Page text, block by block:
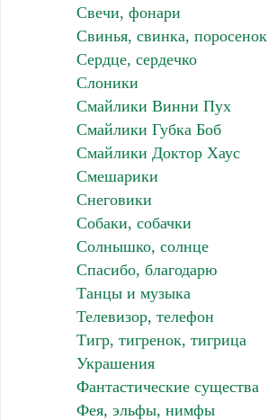
Свечи, фонари
Свинья, свинка, поросенок
Сердце, сердечко
Слоники
Смайлики Винни Пух
Смайлики Губка Боб
Смайлики Доктор Хаус
Смешарики
Снеговики
Собаки, собачки
Солнышко, солнце
Спасибо, благодарю
Танцы и музыка
Телевизор, телефон
Тигр, тигренок, тигрица
Украшения
Фантастические существа
Фея, эльфы, нимфы